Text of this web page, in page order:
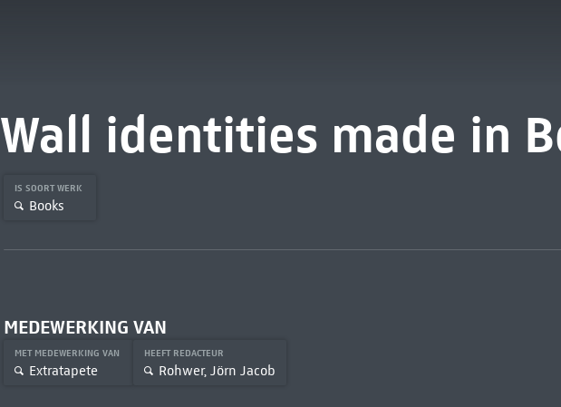
Wall identities made in
IS SOORT WERK
Books
MEDEWERKING VAN
MET MEDEWERKING VAN
Extratapete
HEEFT REDACTEUR
Rohwer, Jörn Jacob